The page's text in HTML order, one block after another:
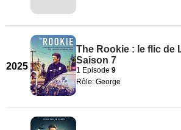
2025
The Rookie : le flic de
Saison 7
1 Episode 9
Rôle: George